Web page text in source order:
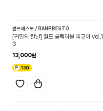
반프레스토 / BANPRESTO
[귀멸의 칼날] 월드 콜렉터블 피규어 vol.1
3
13,000
130